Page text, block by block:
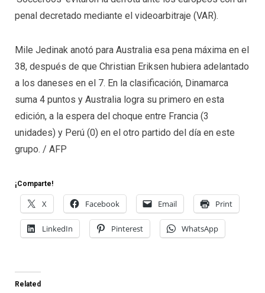
penal decretado mediante el videoarbitraje (VAR).
Mile Jedinak anotó para Australia esa pena máxima en el
38, después de que Christian Eriksen hubiera adelantado
a los daneses en el 7. En la clasificación, Dinamarca
suma 4 puntos y Australia logra su primero en esta
edición, a la espera del choque entre Francia (3
unidades) y Perú (0) en el otro partido del día en este
grupo. / AFP
¡Comparte!
X Facebook Email Print
LinkedIn Pinterest WhatsApp
Related